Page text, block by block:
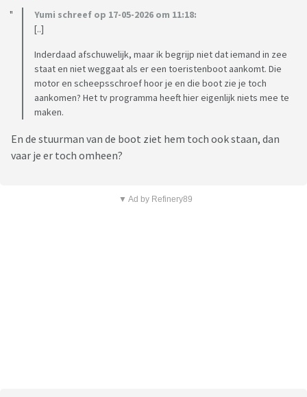
Yumi schreef op 17-05-2026 om 11:18:
[..]
Inderdaad afschuwelijk, maar ik begrijp niet dat iemand in zee
staat en niet weggaat als er een toeristenboot aankomt. Die
motor en scheepsschroef hoor je en die boot zie je toch
aankomen? Het tv programma heeft hier eigenlijk niets mee te
maken.
En de stuurman van de boot ziet hem toch ook staan, dan
vaar je er toch omheen?
▼ Ad by Refinery89